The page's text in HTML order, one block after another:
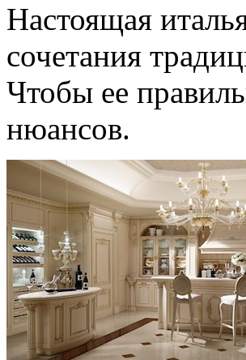
Настоящая
сочетания
Чтобы ее
нюансов.